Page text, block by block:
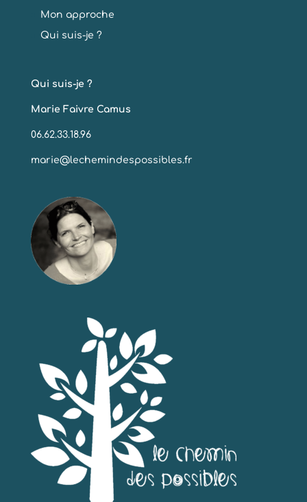
Mon approche
Qui suis-je ?
Qui suis-je ?
Marie Faivre Camus
06.62.33.18.96
marie@lechemindespossibles.fr